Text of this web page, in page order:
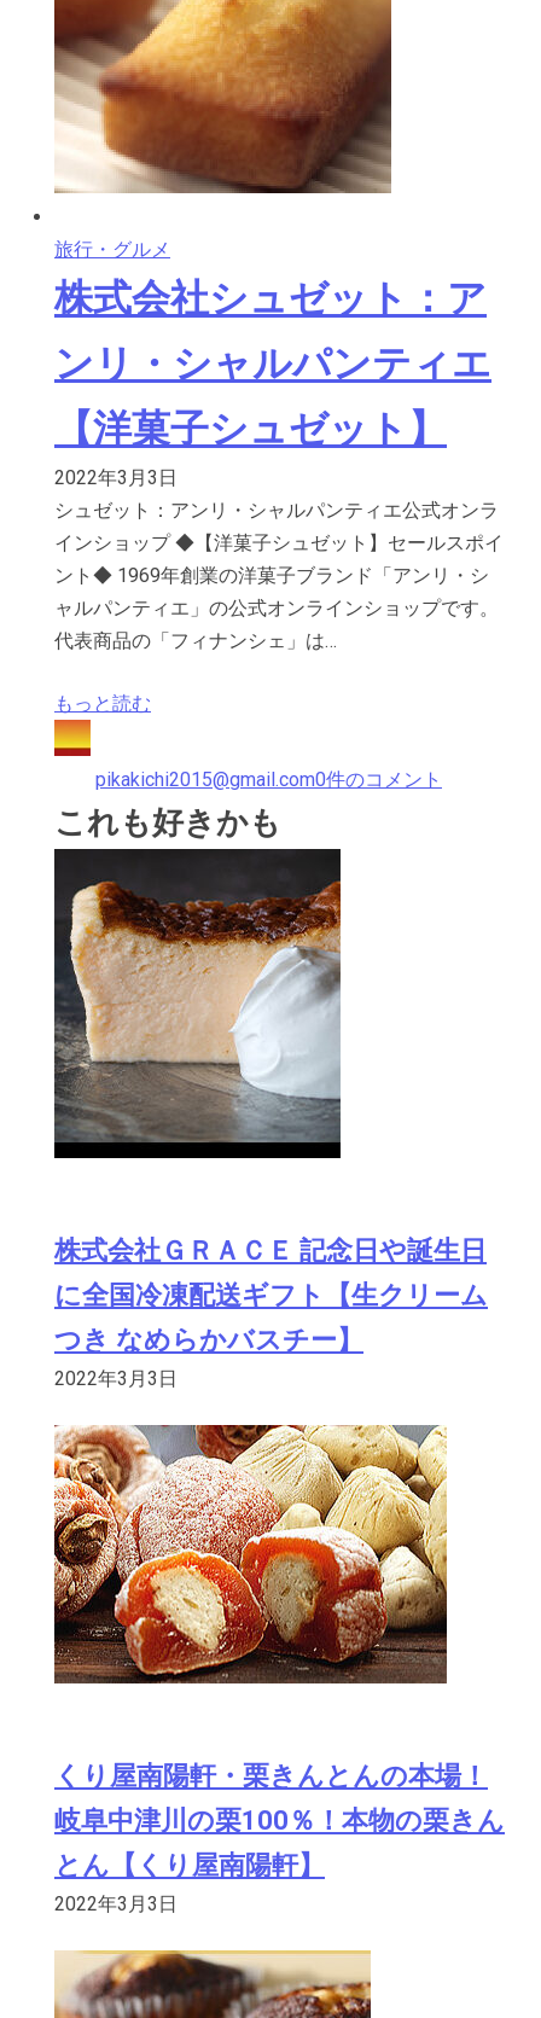
旅行・グルメ
株式会社シュゼット：ア
ンリ・シャルパンティエ
【洋菓子シュゼット】
2022年3月3日
シュゼット：アンリ・シャルパンティエ公式オンラ
インショップ ◆【洋菓子シュゼット】セールスポイ
ント◆ 1969年創業の洋菓子ブランド「アンリ・シ
ャルパンティエ」の公式オンラインショップです。
代表商品の「フィナンシェ」は…
もっと読む
pikakichi2015@gmail.com0件のコメント
これも好きかも
株式会社ＧＲＡＣＥ 記念日や誕生日
に全国冷凍配送ギフト【生クリーム
つき なめらかバスチー】
2022年3月3日
くり屋南陽軒・栗きんとんの本場！
岐阜中津川の栗100％！本物の栗きん
とん【くり屋南陽軒】
2022年3月3日